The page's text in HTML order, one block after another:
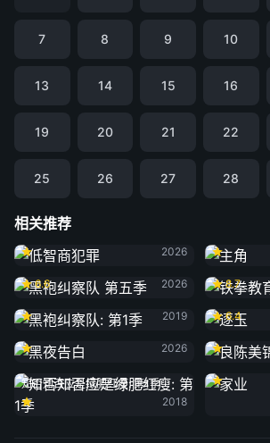
7 8 9 10
13 14 15 16
19 20 21 22
25 26 27 28
相关推荐
低智商犯罪
2026
黑袍纠察队 第五季
6.6
2026
铁拳教育
8.7
黑袍纠察队: 第1季
2019
逐玉
6.4
黑夜告白
2026
良陈美锦
知否知否应是绿肥红瘦: 第1季
2018
家业